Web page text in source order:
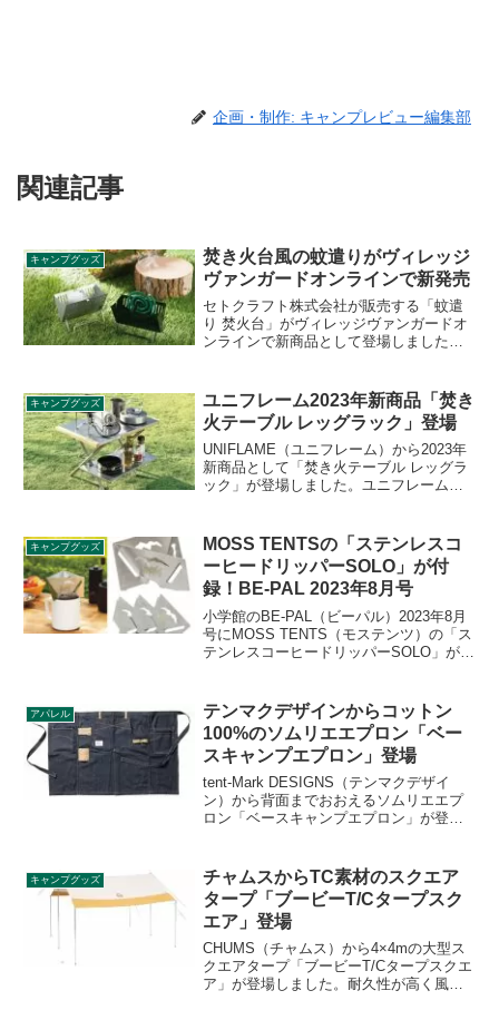
企画・制作: キャンプレビュー編集部
関連記事
キャンプグッズ
焚き火台風の蚊遣りがヴィレッジ
ヴァンガードオンラインで新発売
セトクラフト株式会社が販売する「蚊遣
り 焚火台」がヴィレッジヴァンガードオ
ンラインで新商品として登場しました。
ビューします。
キャンプグッズ
ユニフレーム2023年新商品「焚き
火テーブル レッグラック」登場
UNIFLAME（ユニフレーム）から2023年
新商品として「焚き火テーブル レッグラ
ック」が登場しました。ユニフレームの
詳細をレビューします。
キャンプグッズ
MOSS TENTSの「ステンレスコ
ーヒードリッパーSOLO」が付
録！BE-PAL 2023年8月号
小学館のBE-PAL（ビーパル）2023年8月
号にMOSS TENTS（モステンツ）の「ス
テンレスコーヒードリッパーSOLO」が付
フィルターをセットできるドリッパーで
す。詳細をレビューします。
アパレル
テンマクデザインからコットン
100%のソムリエエプロン「ベー
スキャンプエプロン」登場
tent-Mark DESIGNS（テンマクデザイ
ン）から背面までおおえるソムリエエプ
ロン「ベースキャンプエプロン」が登場
ています。詳細をレビューします。
キャンプグッズ
チャムスからTC素材のスクエア
タープ「ブービーT/Cタープスク
エア」登場
CHUMS（チャムス）から4×4mの大型ス
クエアタープ「ブービーT/Cタープスクエ
ア」が登場しました。耐久性が高く風合